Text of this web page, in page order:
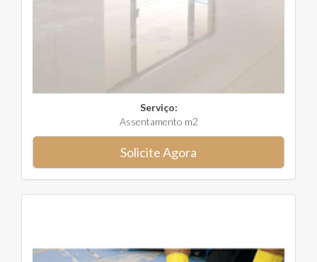
Serviço:
Assentamento m2
Solicite Agora